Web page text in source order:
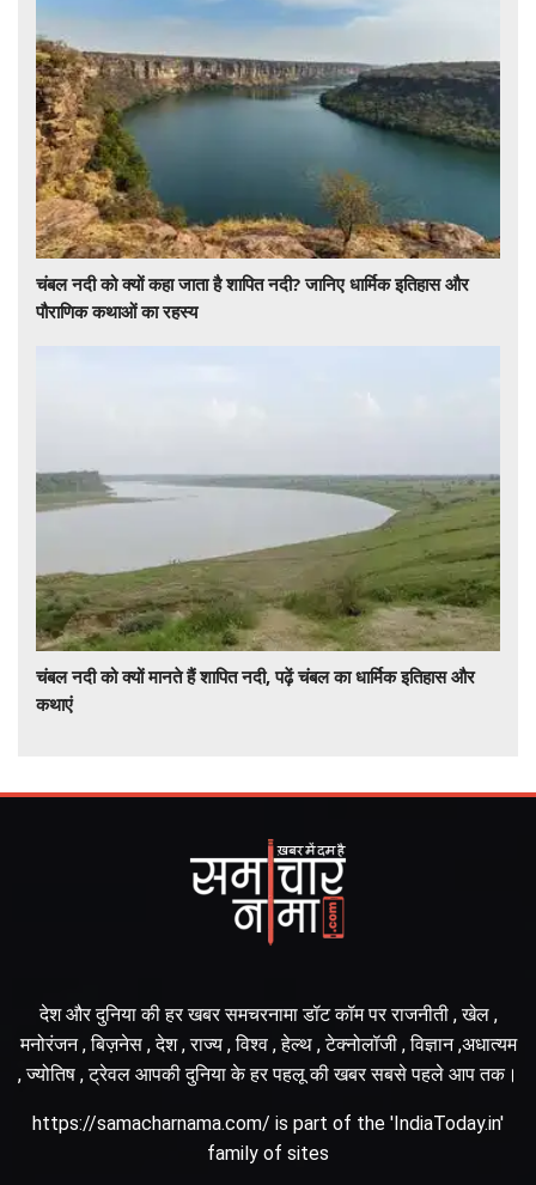
चंबल नदी को क्यों कहा जाता है शापित नदी? जानिए धार्मिक इतिहास और
पौराणिक कथाओं का रहस्य
चंबल नदी को क्यों मानते हैं शापित नदी, पढ़ें चंबल का धार्मिक इतिहास और
कथाएं
देश और दुनिया की हर खबर समचरनामा डॉट कॉम पर राजनीती , खेल ,
मनोरंजन , बिज़नेस , देश , राज्य , विश्व , हेल्थ , टेक्नोलॉजी , विज्ञान ,अधात्यम
, ज्योतिष , ट्रेवल आपकी दुनिया के हर पहलू की खबर सबसे पहले आप तक।
https://samacharnama.com/ is part of the 'IndiaToday.in'
family of sites